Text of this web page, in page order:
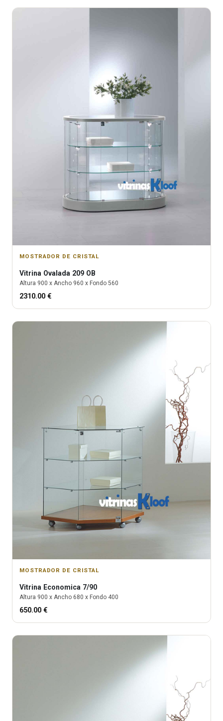
MOSTRADOR DE CRISTAL
Vitrina Ovalada 209 OB
Altura 900 x Ancho 960 x Fondo 560
2310.00 €
MOSTRADOR DE CRISTAL
Vitrina Economica 7/90
Altura 900 x Ancho 680 x Fondo 400
650.00 €